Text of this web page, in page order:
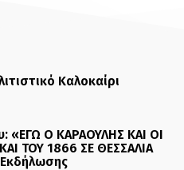
Καλοκαίρι
«ΕΓΩ Ο ΚΑΡΑΟΥΛΗΣ ΚΑΙ ΟΙ
ΤΟΥ 1866 ΣΕ ΘΕΣΣΑΛΙΑ